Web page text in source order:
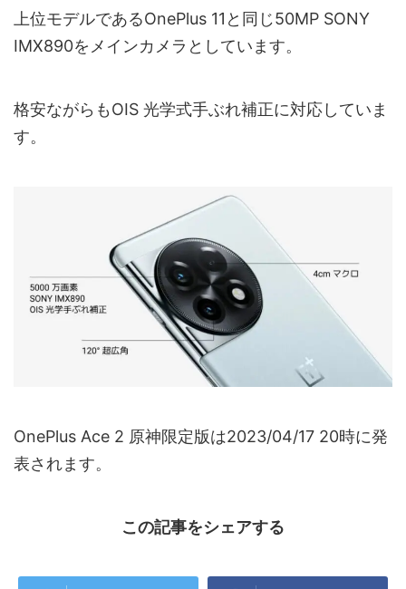
上位モデルであるOnePlus 11と同じ50MP SONY
IMX890をメインカメラとしています。
格安ながらもOIS 光学式手ぶれ補正に対応していま
す。
OnePlus Ace 2 原神限定版は2023/04/17 20時に発
表されます。
この記事をシェアする